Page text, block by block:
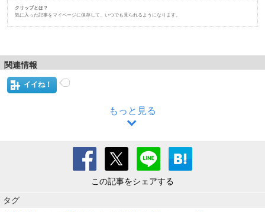
クリップとは？
気に入った記事をマイページに保存して、いつでも見られるようになります。
関連情報
イイね！
もっと見る
この記事をシェアする
タグ